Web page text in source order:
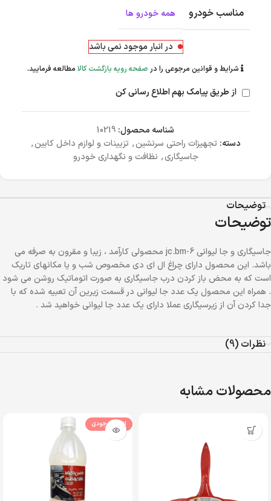
مناسب خودرو همه خودرو ها
در انبار موجود نمی باشد
شرایط و قوانین مرجوعی را در صفحه رویه بازگشت کالا مطالعه فرمایید.
از طریق پیامک بهم اطلاع رسانی کن
شناسه محصول: 10219
دسته: تجهیزات راحتی سرنشین, تزیینات و لوازم داخل کابین,
جاسیگاری, نظافت و نگهداری خودرو
توضیحات
توضیحات
جاسیگاری و جا لیوانی jc.bm-6 محصولی کارآمد ، زیبا و مقرون به صرفه می
باشد. این محصول دارای چراغ ال ای دی مخصوص شب و یا مکانهای تاریک
است که به محض باز کردن درب جاسیگاری به صورت اتوماتیک روشن می شود
. همراه این محصول یک عدد جا لیوانی در قسمت زیرین آن تعبیه شده که با
جدا کردن آن از زیرسیگاری عملا دارای یک عدد جا لیوانی خواهید شد .
نظرات (9)
محصولات مشابه
اتمام موجودی